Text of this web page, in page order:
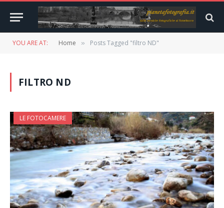
YOU ARE AT: Home » Posts Tagged "filtro ND"
FILTRO ND
LE FOTOCAMERE